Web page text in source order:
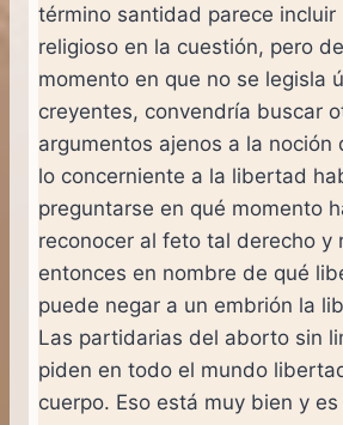
término santidad parece incluir
religioso en la cuestión, pero
momento en que no se legisla
creyentes, convendría buscar
argumentos ajenos a la noción
lo concerniente a la libertad
preguntarse en qué momento
reconocer al feto tal derecho y
entonces en nombre de qué
puede negar a un embrión la
Las partidarias del aborto sin
piden en todo el mundo
cuerpo. Eso está muy bien y